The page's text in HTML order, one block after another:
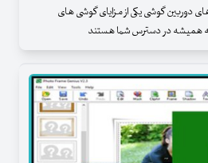
دوربین گوشی یکی از مزایای گوشی های
همیشه در دسترس شما هستند